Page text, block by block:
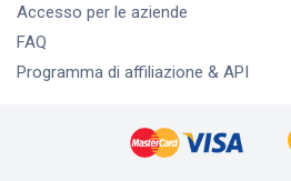
Accesso per le aziende
FAQ
Programma di affiliazione & API